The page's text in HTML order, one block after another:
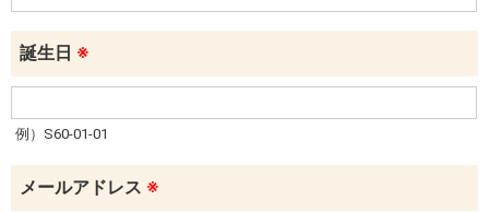
誕生日 ※
例）S60-01-01
メールアドレス ※